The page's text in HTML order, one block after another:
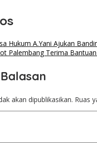
Hukum A.Yani Ajukan
Palembang Terima
akan dipublikasikan. Ruas